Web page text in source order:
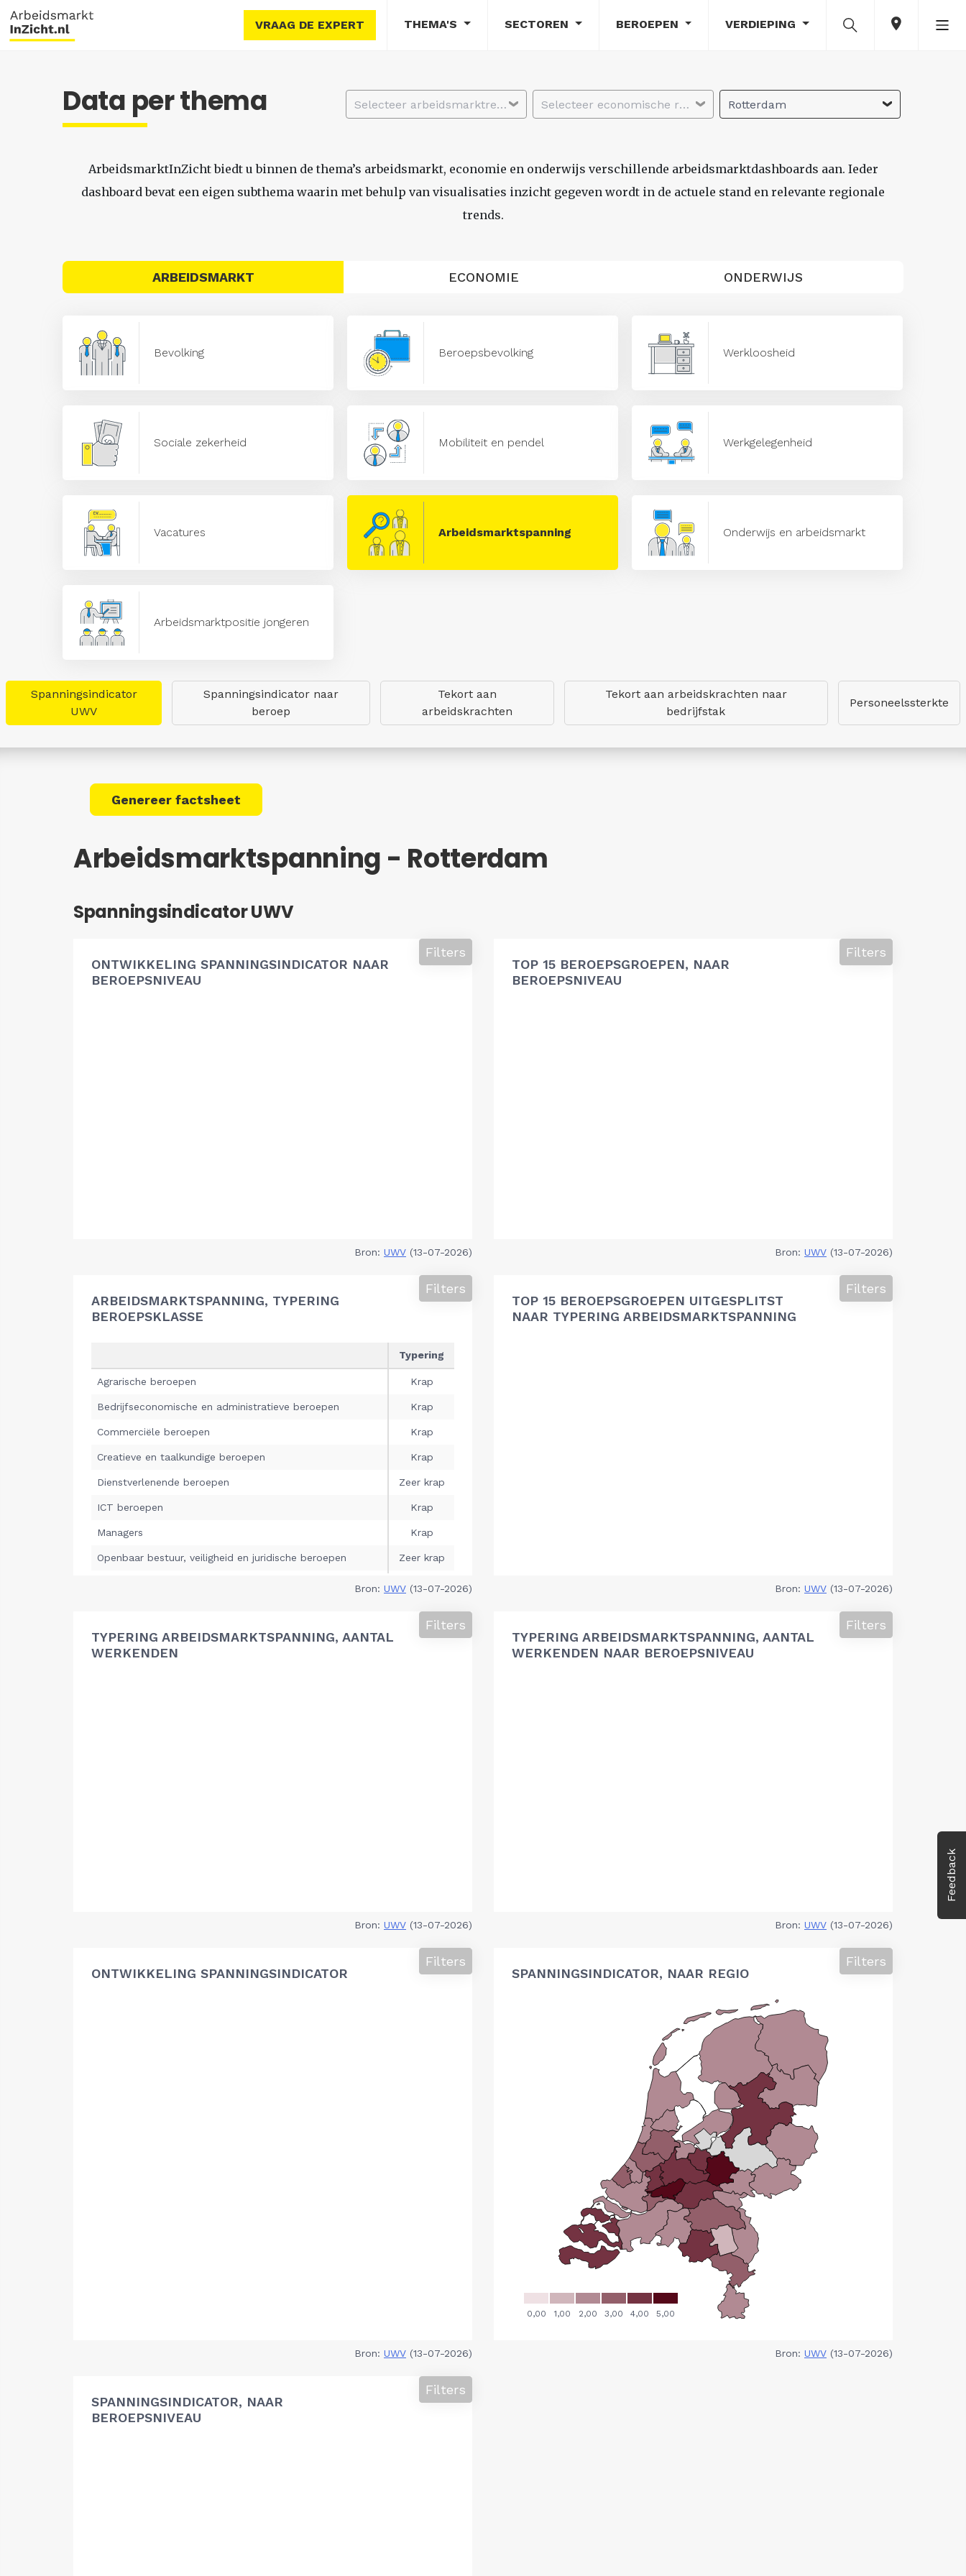
VRAAG DE EXPERT THEMA'S SECTOREN BEROEPEN VERDIEPING
Feedback
Data per thema Selecteer arbeidsmarktregio Selecteer economische regio Rotterdam
ArbeidsmarktInZicht biedt u binnen de thema’s arbeidsmarkt, economie en onderwijs verschillende arbeidsmarktdashboards aan. Ieder
dashboard bevat een eigen subthema waarin met behulp van visualisaties inzicht gegeven wordt in de actuele stand en relevante regionale
trends.
ARBEIDSMARKT ECONOMIE ONDERWIJS
Bevolking Beroepsbevolking Werkloosheid
Sociale zekerheid Mobiliteit en pendel Werkgelegenheid
Vacatures Arbeidsmarktspanning Onderwijs en arbeidsmarkt
Arbeidsmarktpositie jongeren
Spanningsindicator
UWV
Spanningsindicator naar
beroep
Tekort aan
arbeidskrachten
Tekort aan arbeidskrachten naar
bedrijfstak
Personeelssterkte
Genereer factsheet
Arbeidsmarktspanning - Rotterdam
Spanningsindicator UWV
ONTWIKKELING SPANNINGSINDICATOR NAAR
BEROEPSNIVEAU
Filters
Bron: UWV (13-07-2026)
TOP 15 BEROEPSGROEPEN, NAAR
BEROEPSNIVEAU
Filters
Bron: UWV (13-07-2026)
ARBEIDSMARKTSPANNING, TYPERING
BEROEPSKLASSE
Filters
Bron: UWV (13-07-2026)
TOP 15 BEROEPSGROEPEN UITGESPLITST
NAAR TYPERING ARBEIDSMARKTSPANNING
Filters
Bron: UWV (13-07-2026)
TYPERING ARBEIDSMARKTSPANNING, AANTAL
WERKENDEN
Filters
Bron: UWV (13-07-2026)
TYPERING ARBEIDSMARKTSPANNING, AANTAL
WERKENDEN NAAR BEROEPSNIVEAU
Filters
Bron: UWV (13-07-2026)
ONTWIKKELING SPANNINGSINDICATOR
Filters
Bron: UWV (13-07-2026)
SPANNINGSINDICATOR, NAAR REGIO
Filters
Bron: UWV (13-07-2026)
SPANNINGSINDICATOR, NAAR
BEROEPSNIVEAU
Filters